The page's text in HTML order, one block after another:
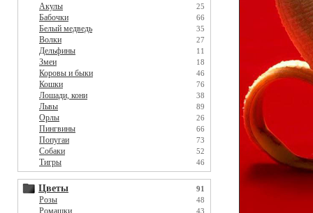
Акулы 25
Бабочки 66
Белый медведь 35
Волки 27
Дельфины 11
Змеи 18
Коровы и быки 46
Кошки 76
Лошади, кони 38
Львы 89
Орлы 26
Пингвины 66
Попугаи 73
Собаки 52
Тигры 46
Цветы 91
Розы 48
43